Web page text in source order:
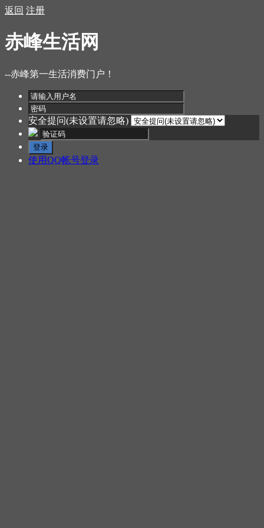
返回 注册
赤峰生活网
--赤峰第一生活消费门户！
安全提问(未设置请忽略)
登录
使用QQ帐号登录